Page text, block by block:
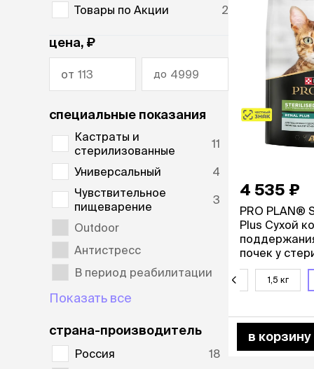
Древесный
Для
Для чистки
Мясные,
печеные
Сухие
лотки и
Закрытый,
С сеткой
Без сетки
Коврики
Товары по Акции
2
цена, ₽
от до
специальные показания
Кастраты и
стерилизованные
11
Универсальный
4
Чувствительное
пищеварение
3
Outdoor
Антистресс
В период реабилитации
Показать все
страна-производитель
Россия
18
4 535 ₽
PRO PLAN®
Plus Сухой
почек у
кошек, с
400 г 1,5 кг
в корзину